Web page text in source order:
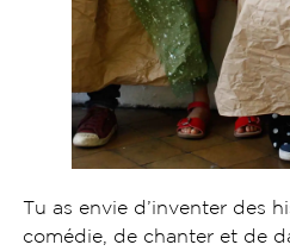
Tu as envie d’inventer des
comédie, de chanter et de